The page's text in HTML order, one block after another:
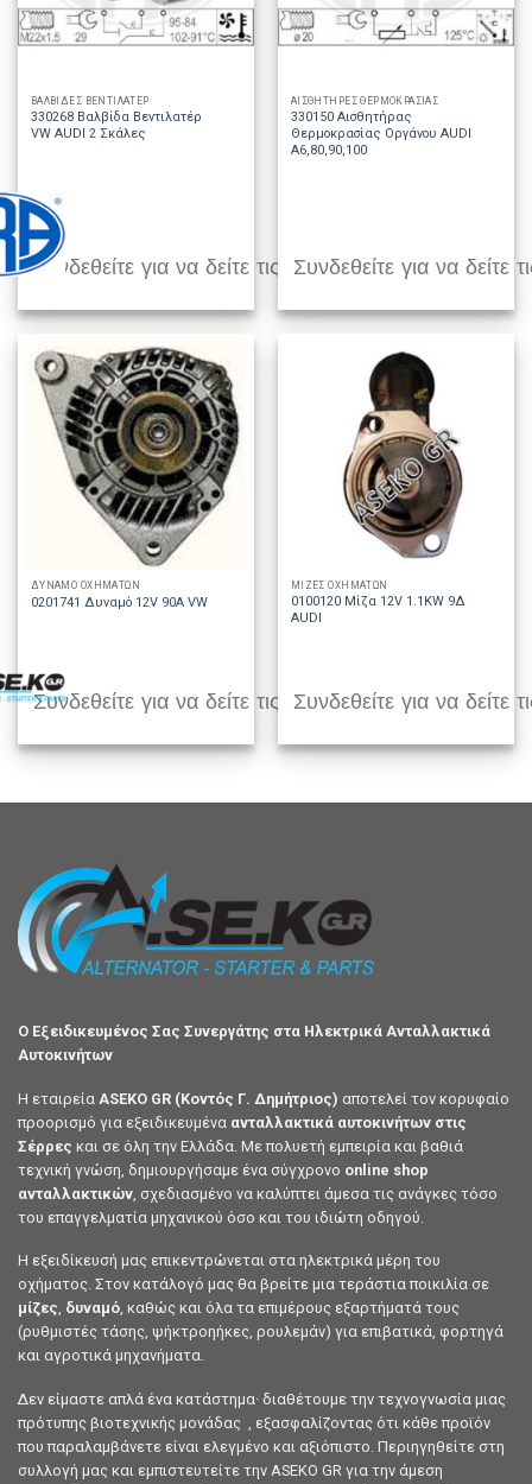
ΒΑΛΒΙΔΕΣ ΒΕΝΤΙΛΑΤΕΡ
330268 Βαλβίδα Βεντιλατέρ
VW AUDI 2 Σκάλες
Συνδεθείτε για να δείτε τις τιμές
ΑΙΣΘΗΤΗΡΕΣ ΘΕΡΜΟΚΡΑΣΙΑΣ
330150 Αισθητήρας
Θερμοκρασίας Οργάνου AUDI
A6,80,90,100
Συνδεθείτε για να δείτε
ΔΥΝΑΜΟ ΟΧΗΜΑΤΩΝ
0201741 Δυναμό 12V 90A VW
Συνδεθείτε για να δείτε τις τιμές
ΜΙΖΕΣ ΟΧΗΜΑΤΩΝ
0100120 Μίζα 12V 1.1KW 9Δ
AUDI
Συνδεθείτε για να δείτε
Ο Εξειδικευμένος Σας Συνεργάτης στα Ηλεκτρικά Ανταλλακτικά
Αυτοκινήτων
Η εταιρεία ASEKO GR (Κοντός Γ. Δημήτριος) αποτελεί τον κορυφαίο
προορισμό για εξειδικευμένα ανταλλακτικά αυτοκινήτων στις
Σέρρες και σε όλη την Ελλάδα. Με πολυετή εμπειρία και βαθιά
τεχνική γνώση, δημιουργήσαμε ένα σύγχρονο online shop
ανταλλακτικών , σχεδιασμένο να καλύπτει άμεσα τις ανάγκες τόσο
του επαγγελματία μηχανικού όσο και του ιδιώτη οδηγού.
Η εξειδίκευσή μας επικεντρώνεται στα ηλεκτρικά μέρη του
οχήματος. Στον κατάλογό μας θα βρείτε μια τεράστια ποικιλία σε
μίζες, δυναμό, καθώς και όλα τα επιμέρους εξαρτήματά τους
(ρυθμιστές τάσης, ψήκτροηήκες, ρουλεμάν) για επιβατικά, φορτηγά
και αγροτικά μηχανήματα.
Δεν είμαστε απλά ένα κατάστημα· διαθέτουμε την τεχνογνωσία μιας
πρότυπης βιοτεχνικής μονάδας , εξασφαλίζοντας ότι κάθε προϊόν
που παραλαμβάνετε είναι ελεγμένο και αξιόπιστο. Περιηγηθείτε στη
συλλογή μας και εμπιστευτείτε την ASEKO GR για την άμεση